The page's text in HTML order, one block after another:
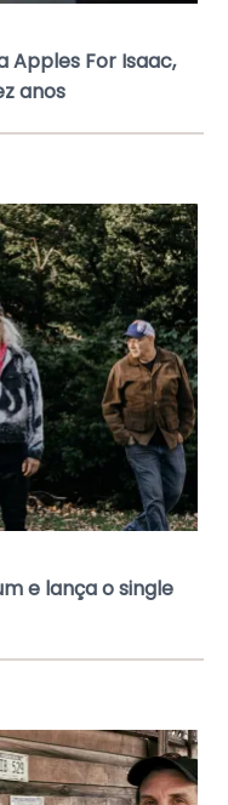
Apples For Isaac,
anos
e lança o single